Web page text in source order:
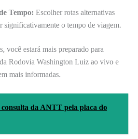
Tempo: Escolher rotas alternativas
significativamente o tempo de viagem.
você estará mais preparado para
Rodovia Washington Luiz ao vivo e
mais informadas.
da ANTT pela placa do